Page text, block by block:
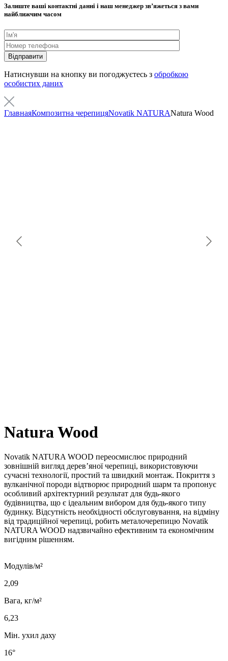
Залиште ваші контактні данні і наш менеджер звʼяжеться з вами
найближчим часом
Натиснувши на кнопку ви погоджуєтесь з обробкою
особистих даних
ГлавнаяКомпозитна черепицяNovatik NATURANatura Wood
Natura Wood
Novatik NATURA WOOD переосмислює природний
зовнішній вигляд дерев’яної черепиці, використовуючи
сучасні технології, простий та швидкий монтаж. Покриття з
вулканічної породи відтворює природний шарм та пропонує
особливий архітектурний результат для будь-якого
будівництва, що є ідеальним вибором для будь-якого типу
будинку. Відсутність необхідності обслуговування, на відміну
від традиційної черепиці, робить металочерепицю Novatik
NATURA WOOD надзвичайно ефективним та економічним
вигідним рішенням.
Модулів/м²
2,09
Вага, кг/м²
6,23
Мін. ухил даху
16°